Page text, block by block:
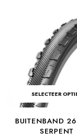
SELECTEER
BUITENBAND
SERPENT